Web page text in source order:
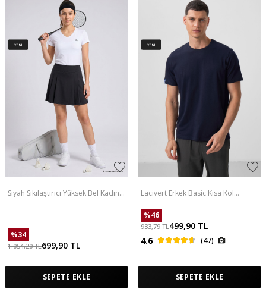
Siyah Sıkılaştırıcı Yüksek Bel Kadın
%34
1.054,20TL699,90 TL
SEPETE EKLE
Lacivert Erkek Basic Kısa Kol
87911
%46
933,79TL499,90 TL
4.6
(47)
SEPETE EKLE